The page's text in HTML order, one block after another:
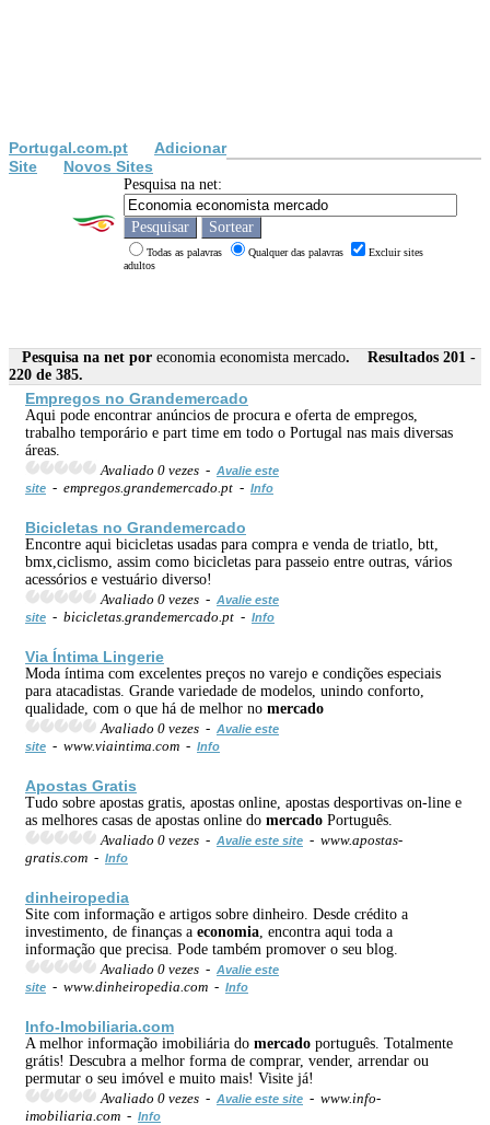
Portugal.com.pt
Adicionar
Site
Novos Sites
Pesquisa na net:
Todas as palavras Qualquer das palavras
Excluir sites
adultos
Pesquisa na net por economia economista mercado. Resultados 201 -
220 de 385.
Empregos no Grandemercado
Aqui pode encontrar anúncios de procura e oferta de empregos,
trabalho temporário e part time em todo o Portugal nas mais diversas
áreas.
Avaliado 0 vezes - Avalie este
site - empregos.grandemercado.pt - Info
Bicicletas no Grandemercado
Encontre aqui bicicletas usadas para compra e venda de triatlo, btt,
bmx,ciclismo, assim como bicicletas para passeio entre outras, vários
acessórios e vestuário diverso!
Avaliado 0 vezes - Avalie este
site - bicicletas.grandemercado.pt - Info
Via Íntima Lingerie
Moda íntima com excelentes preços no varejo e condições especiais
para atacadistas. Grande variedade de modelos, unindo conforto,
qualidade, com o que há de melhor no mercado
Avaliado 0 vezes - Avalie este
site - www.viaintima.com - Info
Apostas Gratis
Tudo sobre apostas gratis, apostas online, apostas desportivas on-line e
as melhores casas de apostas online do mercado Português.
Avaliado 0 vezes - Avalie este site - www.apostas-
gratis.com - Info
dinheiropedia
Site com informação e artigos sobre dinheiro. Desde crédito a
investimento, de finanças a economia , encontra aqui toda a
informação que precisa. Pode também promover o seu blog.
Avaliado 0 vezes - Avalie este
site - www.dinheiropedia.com - Info
Info-Imobiliaria.com
A melhor informação imobiliária do mercado português. Totalmente
grátis! Descubra a melhor forma de comprar, vender, arrendar ou
permutar o seu imóvel e muito mais! Visite já!
Avaliado 0 vezes - Avalie este site - www.info-
imobiliaria.com - Info